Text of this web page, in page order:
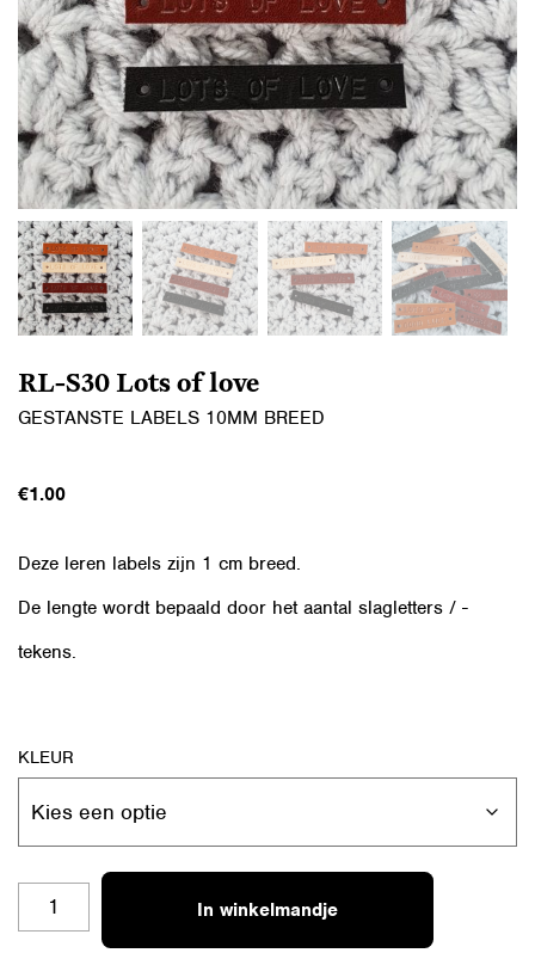
RL-S30 Lots of love
GESTANSTE LABELS 10MM BREED
€1.00
Deze leren labels zijn 1 cm breed.
De lengte wordt bepaald door het aantal slagletters / -
tekens.
KLEUR
In winkelmandje